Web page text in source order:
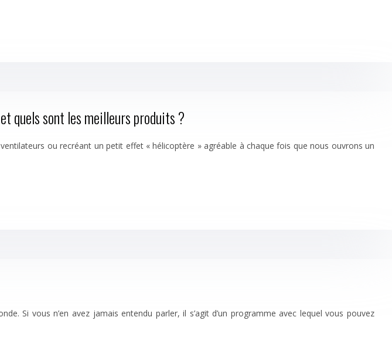
quels sont les meilleurs produits ?
ou recréant un petit effet « hélicoptère » agréable à chaque fois que nous ouvrons un
Si vous n’en avez jamais entendu parler, il s’agit d’un programme avec lequel vous pouvez